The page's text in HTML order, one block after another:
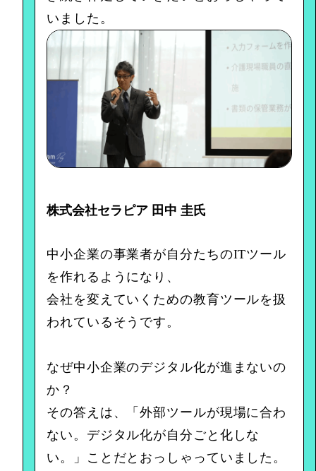
いました。
株式会社セラピア 田中 圭氏
中小企業の事業者が自分たちのITツール
を作れるようになり、
会社を変えていくための教育ツールを扱
われているそうです。
なぜ中小企業のデジタル化が進まないの
か？
その答えは、「外部ツールが現場に合わ
ない。デジタル化が自分ごと化しな
い。」ことだとおっしゃっていました。